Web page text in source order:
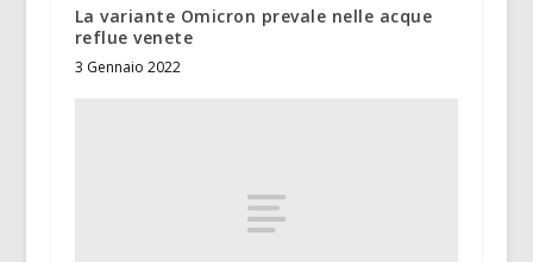
La variante Omicron prevale nelle acque
reflue venete
3 Gennaio 2022